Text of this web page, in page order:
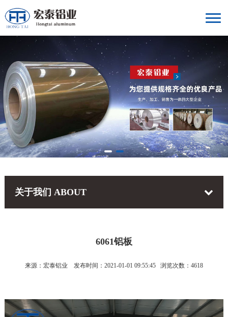
关于我们 ABOUT
6061铝板
来源：宏泰铝业 发布时间：2021-01-01 09:55:45 浏览次数：4618